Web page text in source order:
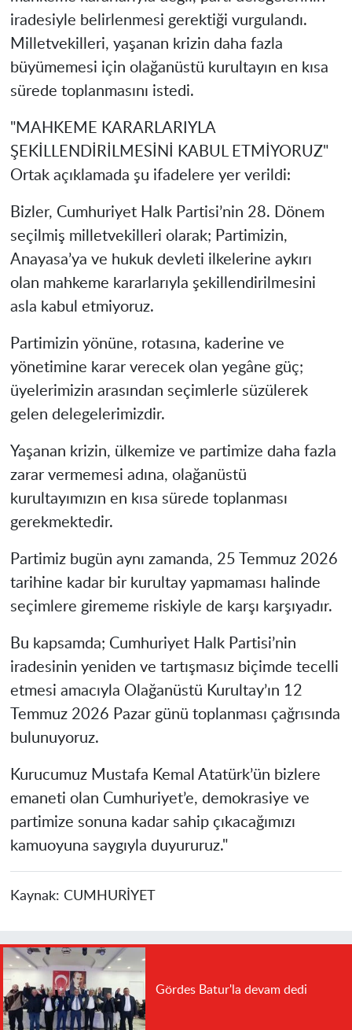
iradesiyle belirlenmesi gerektiği vurgulandı.
Milletvekilleri, yaşanan krizin daha fazla
büyümemesi için olağanüstü kurultayın en kısa
sürede toplanmasını istedi.
"MAHKEME KARARLARIYLA
ŞEKİLLENDİRİLMESİNİ KABUL ETMİYORUZ"
Ortak açıklamada şu ifadelere yer verildi:
Bizler, Cumhuriyet Halk Partisi’nin 28. Dönem
seçilmiş milletvekilleri olarak; Partimizin,
Anayasa’ya ve hukuk devleti ilkelerine aykırı
olan mahkeme kararlarıyla şekillendirilmesini
asla kabul etmiyoruz.
Partimizin yönüne, rotasına, kaderine ve
yönetimine karar verecek olan yegâne güç;
üyelerimizin arasından seçimlerle süzülerek
gelen delegelerimizdir.
Yaşanan krizin, ülkemize ve partimize daha fazla
zarar vermemesi adına, olağanüstü
kurultayımızın en kısa sürede toplanması
gerekmektedir.
Partimiz bugün aynı zamanda, 25 Temmuz 2026
tarihine kadar bir kurultay yapmaması halinde
seçimlere girememe riskiyle de karşı karşıyadır.
Bu kapsamda; Cumhuriyet Halk Partisi’nin
iradesinin yeniden ve tartışmasız biçimde tecelli
etmesi amacıyla Olağanüstü Kurultay’ın 12
Temmuz 2026 Pazar günü toplanması çağrısında
bulunuyoruz.
Kurucumuz Mustafa Kemal Atatürk’ün bizlere
emaneti olan Cumhuriyet’e, demokrasiye ve
partimize sonuna kadar sahip çıkacağımızı
kamuoyuna saygıyla duyururuz."
Kaynak: CUMHURİYET
Gördes Batur'la devam dedi